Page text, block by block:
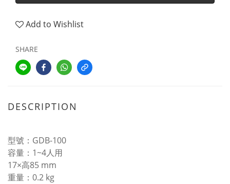
Add to Wishlist
SHARE
DESCRIPTION
型號：GDB-100
容量：1~4人用
17×高85 mm
重量：0.2 kg